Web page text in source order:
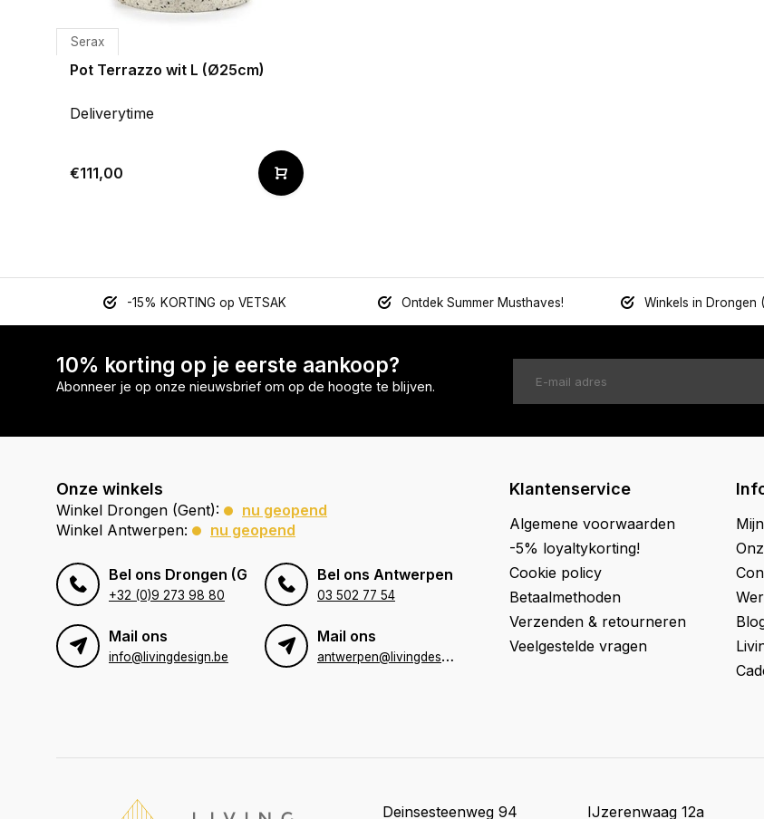
Serax
Pot Terrazzo wit L (Ø25cm)
Deliverytime
€111,00
-15% KORTING op VETSAK Ontdek Summer Musthaves! Winkels in Drongen
10% korting op je eerste aankoop?
Abonneer je op onze nieuwsbrief om op de hoogte te blijven.
Onze winkels
Winkel Drongen (Gent):
nu geopend
Winkel Antwerpen:
nu geopend
Bel ons Drongen (Gent)
+32 (0)9 273 98 80
Bel ons Antwerpen
03 502 77 54
Mail ons
info@livingdesign.be
Mail ons
a
ntwerpen@livingdesign.be
Klantenservice
Algemene voorwaarden
-5% loyaltykorting!
Cookie policy
Betaalmethoden
Verzenden & retourneren
Veelgestelde vragen
Deinsesteenweg 94 IJzerenwaag 12a